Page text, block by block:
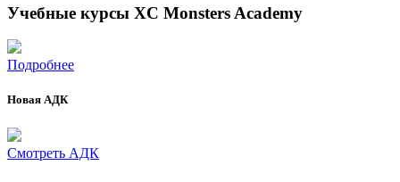
Учебные курсы XC Monsters Academy
Подробнее
Новая АДК
Смотреть АДК